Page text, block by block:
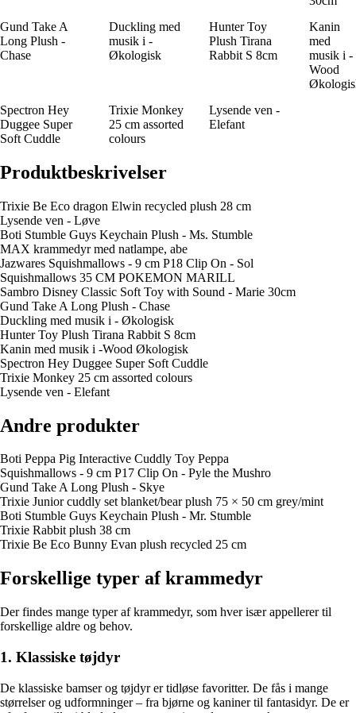
Gund Take A
Long Plush -
Chase
Duckling med
musik i -
Økologisk
Hunter Toy
Plush Tirana
Rabbit S 8cm
Kanin
med
musik i -
Wood
Spectron Hey
Duggee Super
Soft Cuddle
Trixie Monkey
25 cm assorted
colours
Lysende ven -
Elefant
Produktbeskrivelser
Trixie Be Eco dragon Elwin recycled plush 28 cm
Lysende ven - Løve
Boti Stumble Guys Keychain Plush - Ms. Stumble
MAX krammedyr med natlampe, abe
Jazwares Squishmallows - 9 cm P18 Clip On - Sol
Squishmallows 35 CM POKEMON MARILL
Sambro Disney Classic Soft Toy with Sound - Marie 30cm
Gund Take A Long Plush - Chase
Duckling med musik i - Økologisk
Hunter Toy Plush Tirana Rabbit S 8cm
Kanin med musik i -Wood Økologisk
Spectron Hey Duggee Super Soft Cuddle
Trixie Monkey 25 cm assorted colours
Lysende ven - Elefant
Andre produkter
Boti Peppa Pig Interactive Cuddly Toy Peppa
Squishmallows - 9 cm P17 Clip On - Pyle the Mushro
Gund Take A Long Plush - Skye
Trixie Junior cuddly set blanket/bear plush 75 × 50 cm grey/mint
Boti Stumble Guys Keychain Plush - Mr. Stumble
Trixie Rabbit plush 38 cm
Trixie Be Eco Bunny Evan plush recycled 25 cm
Forskellige typer af krammedyr
Der findes mange typer af krammedyr, som hver især appellerer til
forskellige aldre og behov.
1. Klassiske tøjdyr
De klassiske bamser og tøjdyr er tidløse favoritter. De fås i mange
størrelser og udformninger – fra bjørne og kaniner til fantasidyr. De er